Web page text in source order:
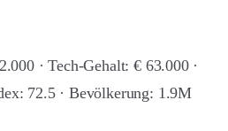
· Tech-Gehalt: € 63.000 ·
72.5 · Bevölkerung: 1.9M